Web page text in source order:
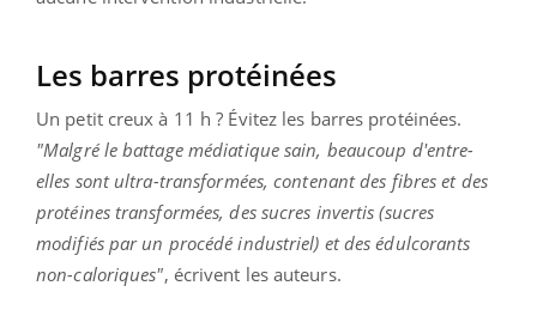
Les barres protéinées
Un petit creux à 11 h ? Évitez les barres protéinées.
"Malgré le battage médiatique sain, beaucoup d'entre-
elles sont ultra-transformées, contenant des fibres et des
protéines transformées, des sucres invertis (sucres
modifiés par un procédé industriel) et des édulcorants
non-caloriques", écrivent les auteurs.